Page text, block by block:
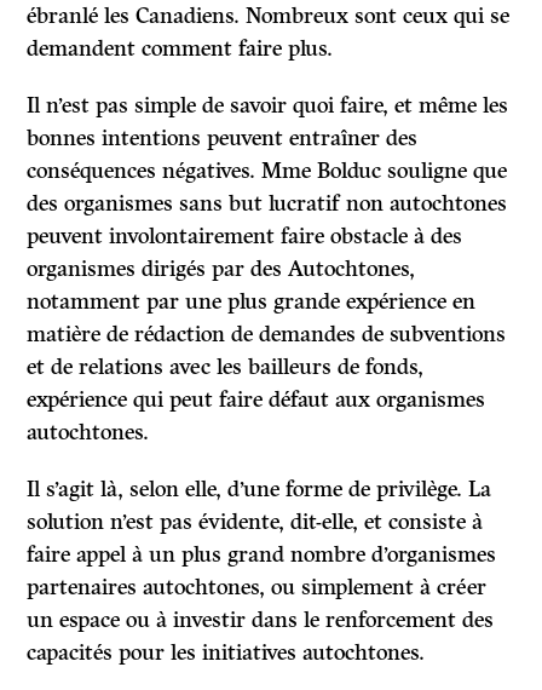
ébranlé les Canadiens. Nombreux sont ceux qui se
demandent comment faire plus.
Il n’est pas simple de savoir quoi faire, et même les
bonnes intentions peuvent entraîner des
conséquences négatives. Mme Bolduc souligne que
des organismes sans but lucratif non autochtones
peuvent involontairement faire obstacle à des
organismes dirigés par des Autochtones,
notamment par une plus grande expérience en
matière de rédaction de demandes de subventions
et de relations avec les bailleurs de fonds,
expérience qui peut faire défaut aux organismes
autochtones.
Il s’agit là, selon elle, d’une forme de privilège. La
solution n’est pas évidente, dit-elle, et consiste à
faire appel à un plus grand nombre d’organismes
partenaires autochtones, ou simplement à créer
un espace ou à investir dans le renforcement des
capacités pour les initiatives autochtones.